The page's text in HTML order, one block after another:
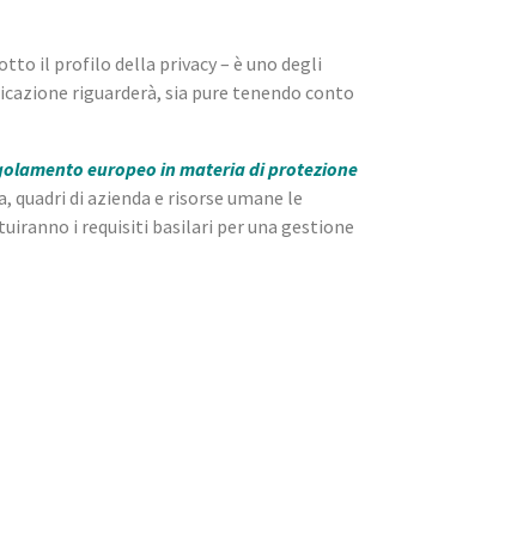
il profilo della privacy – è uno degli
riguarderà, sia pure tenendo conto
europeo in materia di protezione
di azienda e risorse umane le
i requisiti basilari per una gestione